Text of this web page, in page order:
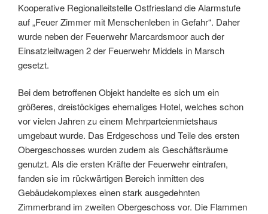
Kooperative Regionalleitstelle Ostfriesland die Alarmstufe
auf „Feuer Zimmer mit Menschenleben in Gefahr“. Daher
wurde neben der Feuerwehr Marcardsmoor auch der
Einsatzleitwagen 2 der Feuerwehr Middels in Marsch
gesetzt.
Bei dem betroffenen Objekt handelte es sich um ein
größeres, dreistöckiges ehemaliges Hotel, welches schon
vor vielen Jahren zu einem Mehrparteienmietshaus
umgebaut wurde. Das Erdgeschoss und Teile des ersten
Obergeschosses wurden zudem als Geschäftsräume
genutzt. Als die ersten Kräfte der Feuerwehr eintrafen,
fanden sie im rückwärtigen Bereich inmitten des
Gebäudekomplexes einen stark ausgedehnten
Zimmerbrand im zweiten Obergeschoss vor. Die Flammen